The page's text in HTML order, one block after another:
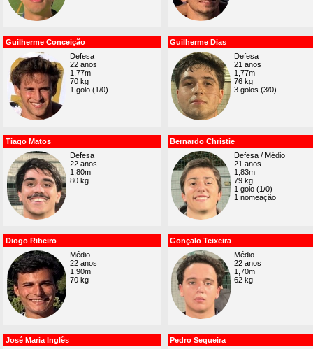
Guilherme Conceição
Defesa
22 anos
1,77m
70 kg
1 golo (1/0)
Guilherme Dias
Defesa
21 anos
1,77m
76 kg
3 golos (3/0)
Tiago Matos
Defesa
22 anos
1,80m
80 kg
Bernardo Christie
Defesa / Médio
21 anos
1,83m
79 kg
1 golo (1/0)
1 nomeação
Diogo Ribeiro
Médio
22 anos
1,90m
70 kg
Gonçalo Teixeira
Médio
22 anos
1,70m
62 kg
José Maria Inglês
Pedro Sequeira